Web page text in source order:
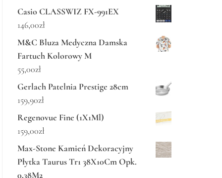
Casio CLASSWIZ FX-991EX
146,00zł
M&C Bluza Medyczna Damska
Fartuch Kolorowy M
55,00zł
Gerlach Patelnia Prestige 28cm
159,90zł
Regenovue Fine (1X1Ml)
159,00zł
Max-Stone Kamień Dekoracyjny
Płytka Taurus Tr1 38X10Cm Opk.
0,38M2